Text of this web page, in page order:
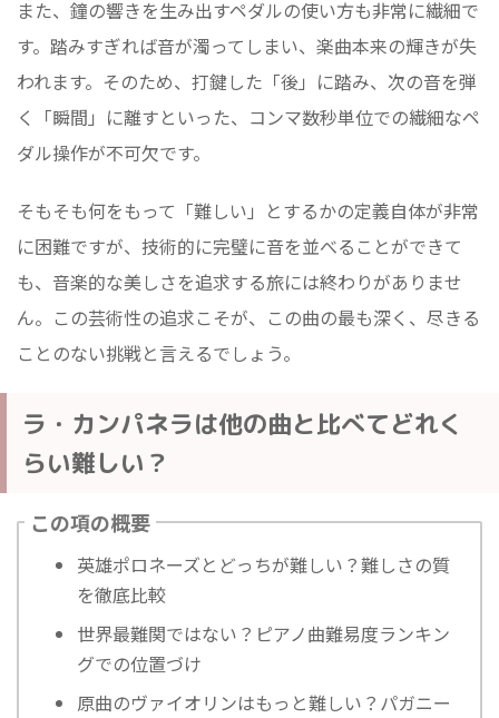
また、鐘の響きを生み出すペダルの使い方も非常に繊細で
す。踏みすぎれば音が濁ってしまい、楽曲本来の輝きが失
われます。そのため、打鍵した「後」に踏み、次の音を弾
く「瞬間」に離すといった、コンマ数秒単位での繊細なペ
ダル操作が不可欠です。
そもそも何をもって「難しい」とするかの定義自体が非常
に困難ですが、技術的に完璧に音を並べることができて
も、音楽的な美しさを追求する旅には終わりがありませ
ん。この芸術性の追求こそが、この曲の最も深く、尽きる
ことのない挑戦と言えるでしょう。
ラ・カンパネラは他の曲と比べてどれく
らい難しい？
この項の概要
英雄ポロネーズとどっちが難しい？難しさの質
を徹底比較
世界最難関ではない？ピアノ曲難易度ランキン
グでの位置づけ
原曲のヴァイオリンはもっと難しい？パガニー